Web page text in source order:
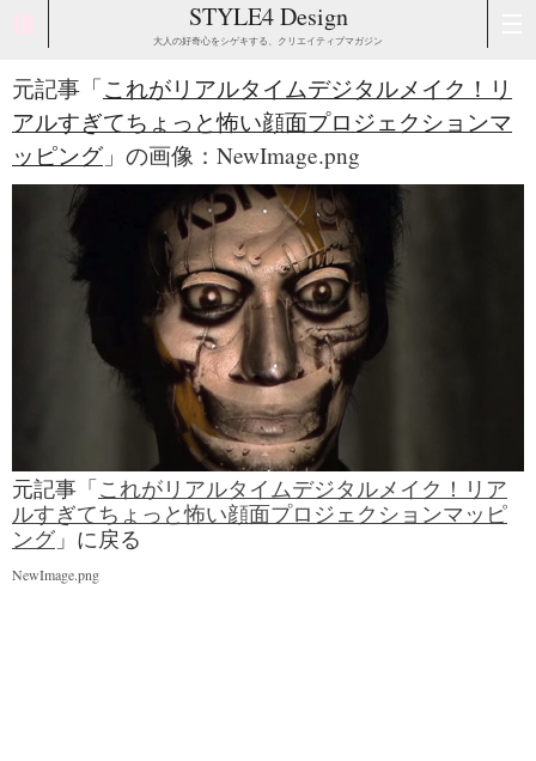
STYLE4 Design
大人の好奇心をシゲキする、クリエイティブマガジン
元記事「これがリアルタイムデジタルメイク！リ
アルすぎてちょっと怖い顔面プロジェクションマ
ッピング 」の画像：NewImage.png
元記事「これがリアルタイムデジタルメイク！リア
ルすぎてちょっと怖い顔面プロジェクションマッピ
ング」に戻る
NewImage.png